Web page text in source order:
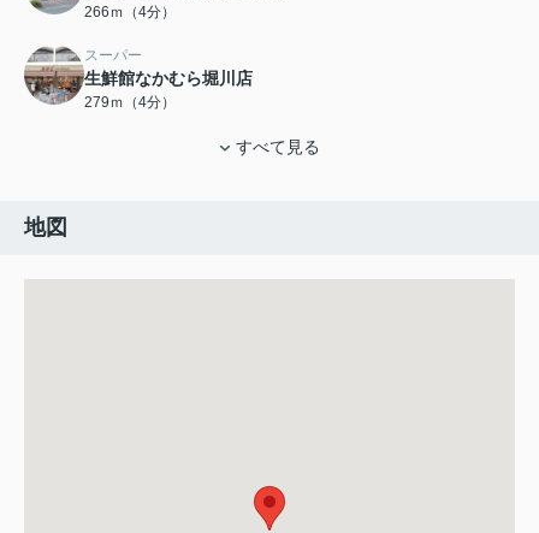
266ｍ（4分）
スーパー
生鮮館なかむら堀川店
279ｍ（4分）
すべて見る
地図